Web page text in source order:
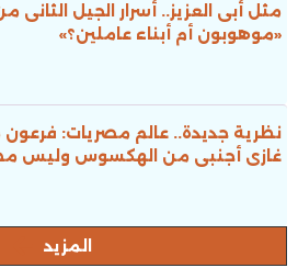
مثل أبى العزيز.. أسرار الجيل الثانى
«موهوبون أم أبناء عاملين؟»
نظرية جديدة.. عالم مصريات:
غازى أجنبى من الهكسوس وليس
المزيد